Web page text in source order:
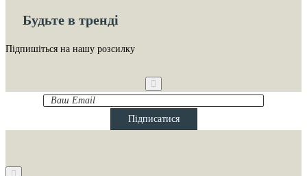
Будьте в тренді
Підпишіться на нашу розсилку
Ваш
Email
Підписатися